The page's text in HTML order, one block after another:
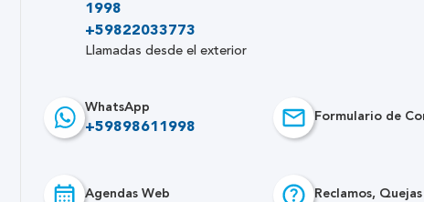
1998
+59822033773
Llamadas desde el exterior
WhatsApp
+59898611998
Formulario de
Agendas Web
Reclamos,